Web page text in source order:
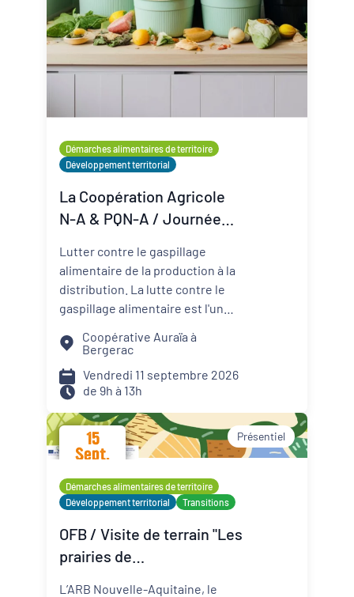
Démarches alimentaires de territoire
Développement territorial
La Coopération Agricole
N-A & PQN-A / Journée
contre le gaspillage
alimentaire
Lutter contre le gaspillage
alimentaire de la production à la
distribution. La lutte contre le
gaspillage alimentaire est l'un
les projets alimentaires
sensibilisation des convives, la
formation des agents de
restauration, la valorisation des
surplus avec les acteurs de la
solidarité. Sur les territoires, les
coopératives agricoles et leurs
partenaires agissent aussi pour
valoriser les productions
agricoles. Planification de la
débouchés solidaires,
Coopérative Auraïa à
Bergerac
Vendredi 11 septembre 2026
de 9h à 13h
15
Sept.
Présentiel
Démarches alimentaires de territoire
Développement territorial
Transitions
OFB / Visite de terrain "Les
prairies de
L’ARB Nouvelle-Aquitaine, le